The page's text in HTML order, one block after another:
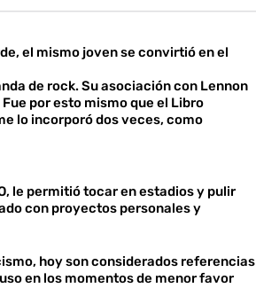
el mismo joven se convirtió en el
de rock. Su asociación con Lennon
por esto mismo que el Libro
lo incorporó dos veces, como
le permitió tocar en estadios y pulir
con proyectos personales y
hoy son considerados referencias
en los momentos de menor favor